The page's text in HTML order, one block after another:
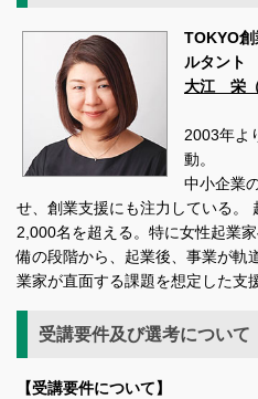
TOKYO
ルタント
大江 栄
2003年よ
動。
中小企業
せ、創業支援にも注力している。
2,000名を超える。特に女性起業
備の段階から、起業後、事業が軌
業家が直面する課題を想定した支
受講要件及び選考について
【受講要件について】